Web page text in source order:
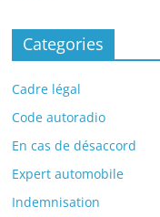
Categories
Cadre légal
Code autoradio
En cas de désaccord
Expert automobile
Indemnisation